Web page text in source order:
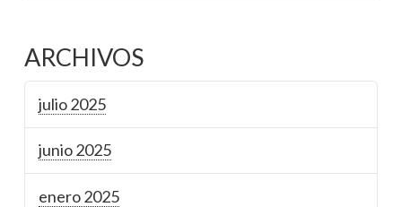
ARCHIVOS
julio 2025
junio 2025
enero 2025